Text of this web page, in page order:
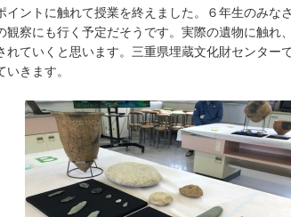
ントに触れて授業を終えました。６年生のみな
察にも行く予定だそうです。実際の遺物に触れ
ていくと思います。三重県埋蔵文化財センター
きます。